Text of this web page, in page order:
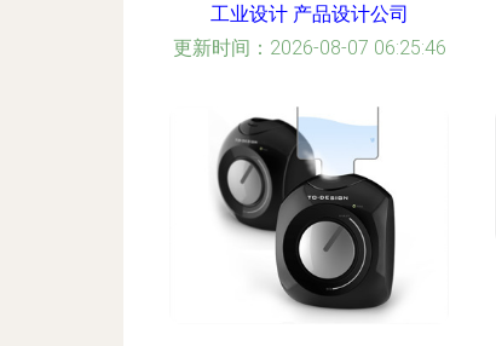
工业设计 产品设计公司
更新时间：2026-08-07 06:25:46